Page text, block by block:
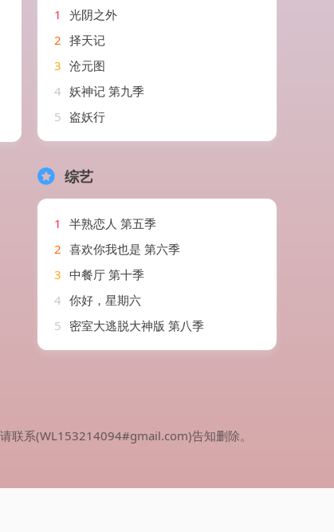
1
光阴之外
2 择天记
3 沧元图
4 妖神记 第九季
5 盗妖行
综艺
1
半熟恋人 第五季
2 喜欢你我也是 第六季
3 中餐厅 第十季
4 你好，星期六
5 密室大逃脱大神版 第八季
联系(WL153214094#gmail.com)告知删除。